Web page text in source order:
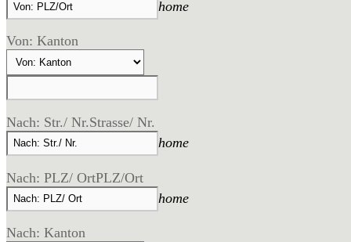
home
Von: Kanton
Nach: Str./ Nr.Strasse/ Nr.
home
Nach: PLZ/ OrtPLZ/Ort
home
Nach: Kanton